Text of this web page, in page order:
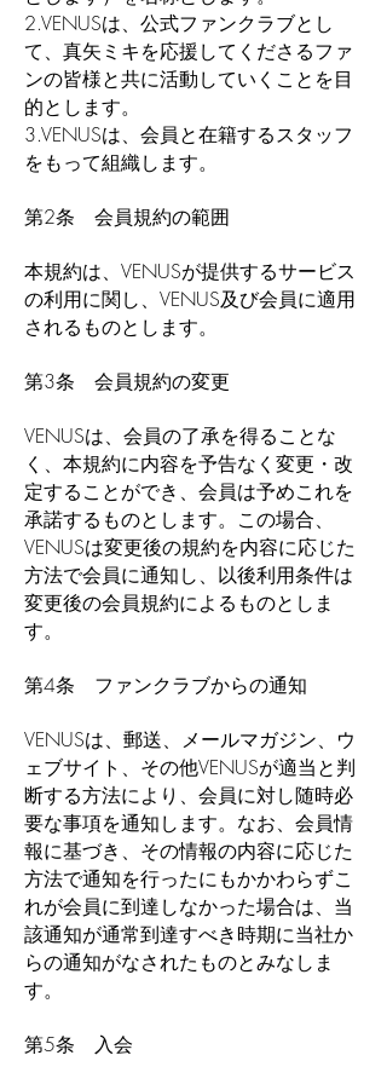
2.VENUSは、公式ファンクラブとし
て、真矢ミキを応援してくださるファ
ンの皆様と共に活動していくことを目
的とします。
3.VENUSは、会員と在籍するスタッフ
をもって組織します。
第2条 会員規約の範囲
本規約は、VENUSが提供するサービス
の利用に関し、VENUS及び会員に適用
されるものとします。
第3条 会員規約の変更
VENUSは、会員の了承を得ることな
く、本規約に内容を予告なく変更・改
定することができ、会員は予めこれを
承諾するものとします。この場合、
VENUSは変更後の規約を内容に応じた
方法で会員に通知し、以後利用条件は
変更後の会員規約によるものとしま
す。
第4条 ファンクラブからの通知
VENUSは、郵送、メールマガジン、ウ
ェブサイト、その他VENUSが適当と判
断する方法により、会員に対し随時必
要な事項を通知します。なお、会員情
報に基づき、その情報の内容に応じた
方法で通知を行ったにもかかわらずこ
れが会員に到達しなかった場合は、当
該通知が通常到達すべき時期に当社か
らの通知がなされたものとみなしま
す。
第5条 入会